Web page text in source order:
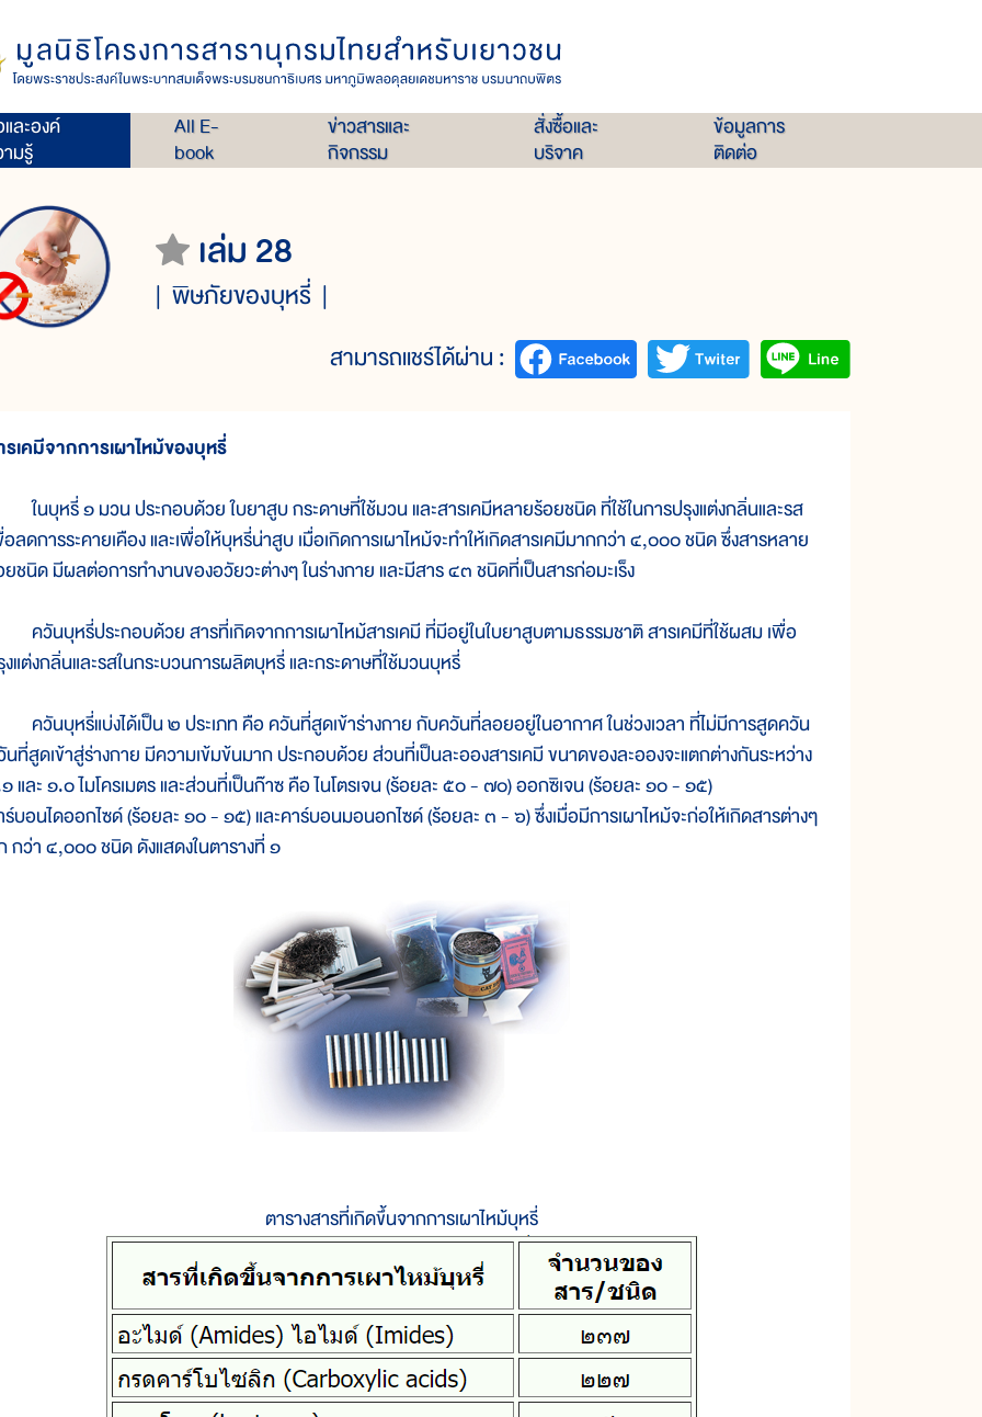
ละองค์
มรู้
All E-
book
ข่าวสารและ
กิจกรรม
สั่งซื้อและ
บริจาค
ข้อมูลการ
ติดต่อ
เล่ม 28
พิษภัยของบุหรี่
สามารถแชร์ได้ผ่าน :
รเคมีจากการเผาไหม้ของบุหรี่
ในบุหรี่ ๑ มวน ประกอบด้วย ใบยาสูบ กระดาษที่ใช้มวน และสารเคมีหลายร้อยชนิด ที่ใช้ในการปรุงแต่งกลิ่นและรส
ลดการระคายเคือง และเพื่อให้บุหรี่น่าสูบ เมื่อเกิดการเผาไหม้จะทำให้เกิดสารเคมีมากกว่า ๔,๐๐๐ ชนิด ซึ่งสารหลาย
ชนิด มีผลต่อการทำงานของอวัยวะต่างๆ ในร่างกาย และมีสาร ๔๓ ชนิดที่เป็นสารก่อมะเร็ง
ควันบุหรี่ประกอบด้วย สารที่เกิดจากการเผาไหม้สารเคมี ที่มีอยู่ในใบยาสูบตามธรรมชาติ สารเคมีที่ใช้ผสม เพื่อ
งแต่งกลิ่นและรสในกระบวนการผลิตบุหรี่ และกระดาษที่ใช้มวนบุหรี่
ควันบุหรี่แบ่งได้เป็น ๒ ประเภท คือ ควันที่สูดเข้าร่างกาย กับควันที่ลอยอยู่ในอากาศ ในช่วงเวลา ที่ไม่มีการสูดควัน
นที่สูดเข้าสู่ร่างกาย มีความเข้มข้นมาก ประกอบด้วย ส่วนที่เป็นละอองสารเคมี ขนาดของละอองจะแตกต่างกันระหว่าง
และ ๑.๐ ไมโครเมตร และส่วนที่เป็นก๊าซ คือ ไนโตรเจน (ร้อยละ ๕๐ - ๗๐) ออกซิเจน (ร้อยละ ๑๐ - ๑๕)
ร์บอนไดออกไซด์ (ร้อยละ ๑๐ - ๑๕) และคาร์บอนมอนอกไซด์ (ร้อยละ ๓ - ๖) ซึ่งเมื่อมีการเผาไหม้จะก่อให้เกิดสารต่างๆ
กว่า ๔,๐๐๐ ชนิด ดังแสดงในตารางที่ ๑
ตารางสารที่เกิดขึ้นจากการเผาไหม้บุหรี่